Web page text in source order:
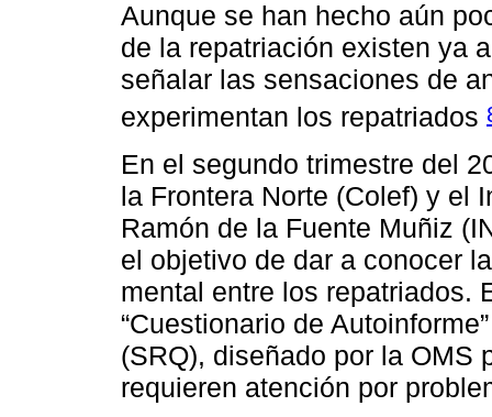
Aunque se han hecho aún
de la repatriación existen ya
señalar las sensaciones de
experimentan los repatriados
En el segundo trimestre del
la Frontera Norte (Colef) y el
Ramón de la Fuente Muñiz
el objetivo de dar a conocer
mental entre los repatriados.
“Cuestionario de
(SRQ), diseñado por la OMS
requieren atención por